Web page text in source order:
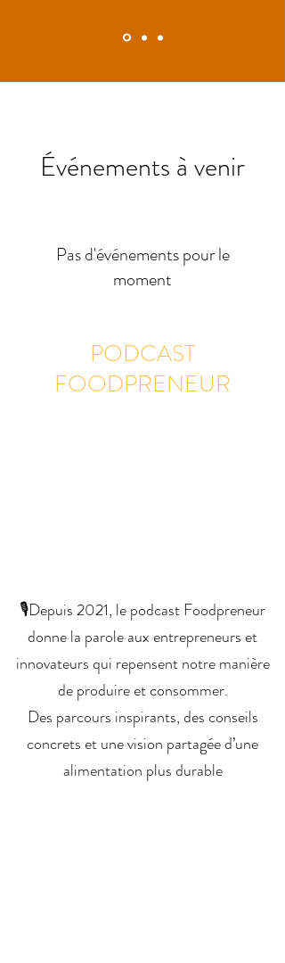
Événements à venir
Pas d'événements pour le
moment
PODCAST
FOODPRENEUR
🎙Depuis 2021, le podcast Foodpreneur
donne la parole aux entrepreneurs et
innovateurs qui repensent notre manière
de produire et consommer.
Des parcours inspirants, des conseils
concrets et une vision partagée d’une
alimentation plus durable